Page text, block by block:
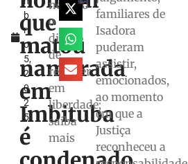
b
r
o
5,
2
0
2
5
que
matou
namorada
em
Imbituba
é
negado
o
direito
de
recorrer
em
liberdade;
saiba
mais
familiares de
Isadora
puderam
assistir,
emocionados,
ao momento
em que a
Justiça
reconheceu a